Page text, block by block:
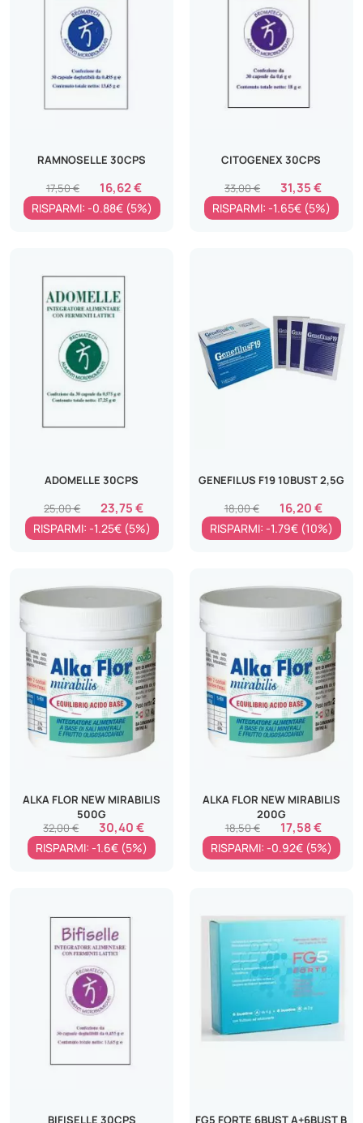
RAMNOSELLE 30CPS
16,62 €
17,50 €
RISPARMI: -0.88€ (5%)
CITOGENEX 30CPS
31,35 €
33,00 €
RISPARMI: -1.65€ (5%)
ADOMELLE 30CPS
23,75 €
25,00 €
RISPARMI: -1.25€ (5%)
GENEFILUS F19 10BUST 2,5G
16,20 €
18,00 €
RISPARMI: -1.79€ (10%)
ALKA FLOR NEW MIRABILIS
500G
30,40 €
32,00 €
RISPARMI: -1.6€ (5%)
ALKA FLOR NEW MIRABILIS
200G
17,58 €
18,50 €
RISPARMI: -0.92€ (5%)
BIFISELLE 30CPS FG5 FORTE 6BUST A+6BUST B